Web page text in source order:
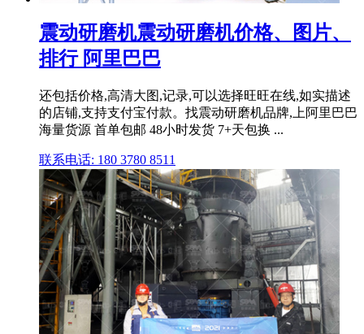
震动研磨机震动研磨机价格、图片、
排行 阿里巴巴
还包括价格,高清大图,记录,可以选择旺旺在线,如实描述
的店铺,支持支付宝付款。找震动研磨机品牌,上阿里巴巴
海量货源 首单包邮 48小时发货 7+天包换 ...
联系电话: 180 3780 8511